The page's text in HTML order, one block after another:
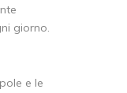
giorno.
e le